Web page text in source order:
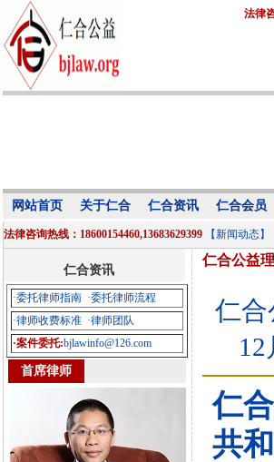
法律
网站首页 关于仁合 仁合资讯 仁合会员
法律咨询热线：18600154460,13683629399 【新闻动态】
仁合资讯
·委托律师指南 ·委托律师流程
·律师收费标准 ·律师团队
·案件委托:bjlawinfo@126.com
首席律师
仁合公益
仁合
12
仁
共